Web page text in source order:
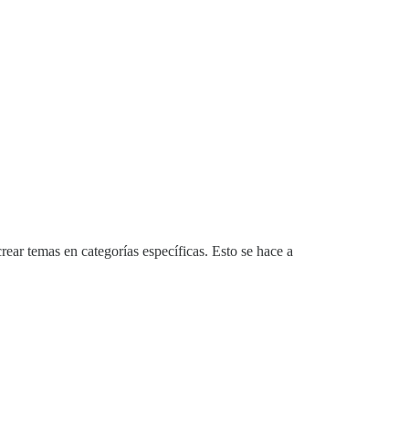
temas en categorías específicas. Esto se hace a